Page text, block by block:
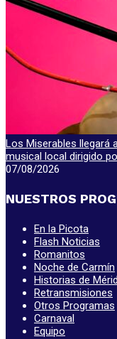
Los Miserables llegará
musical local dirigido
07/08/2026
NUESTROS
En la Picota
Flash Noticias
Romanitos
Noche de Carmín
Historias de
Retransmisiones
Otros Programas
Carnaval
Equipo